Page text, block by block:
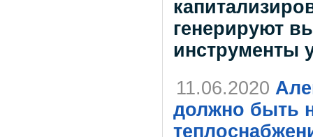
генерируют
инструменты
11.06.2020
должно быть